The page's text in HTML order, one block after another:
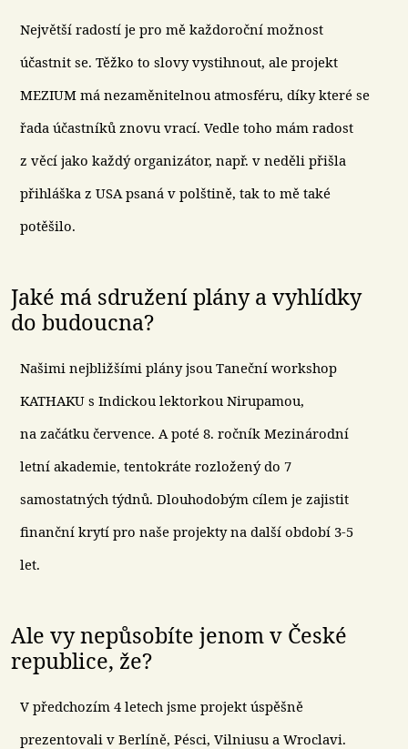
Největší radostí je pro mě každoroční možnost
účastnit se. Těžko to slovy vystihnout, ale projekt
MEZIUM má nezaměnitelnou atmosféru, díky které se
řada účastníků znovu vrací. Vedle toho mám radost
z věcí jako každý organizátor, např. v neděli přišla
přihláška z USA psaná v polštině, tak to mě také
potěšilo.
Jaké má sdružení plány a vyhlídky
do budoucna?
Našimi nejbližšími plány jsou Taneční workshop
KATHAKU s Indickou lektorkou Nirupamou,
na začátku července. A poté 8. ročník Mezinárodní
letní akademie, tentokráte rozložený do 7
samostatných týdnů. Dlouhodobým cílem je zajistit
finanční krytí pro naše projekty na další období 3-5
let.
Ale vy nepůsobíte jenom v České
republice, že?
V předchozím 4 letech jsme projekt úspěšně
prezentovali v Berlíně, Pésci, Vilniusu a Wroclavi.